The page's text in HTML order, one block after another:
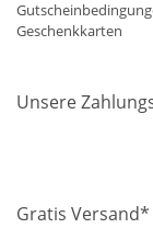
Geschenkkarten
Unsere
Gratis